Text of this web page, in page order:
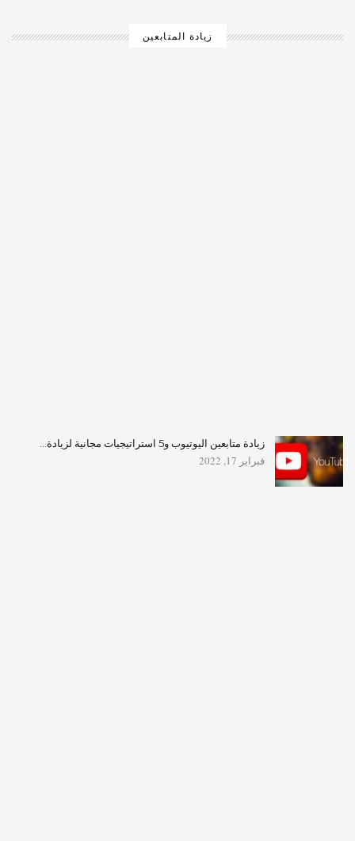
زيادة المتابعين
زيادة متابعين اليوتيوب و5 استراتيجيات مجانية لزيادة…
فبراير 17, 2022